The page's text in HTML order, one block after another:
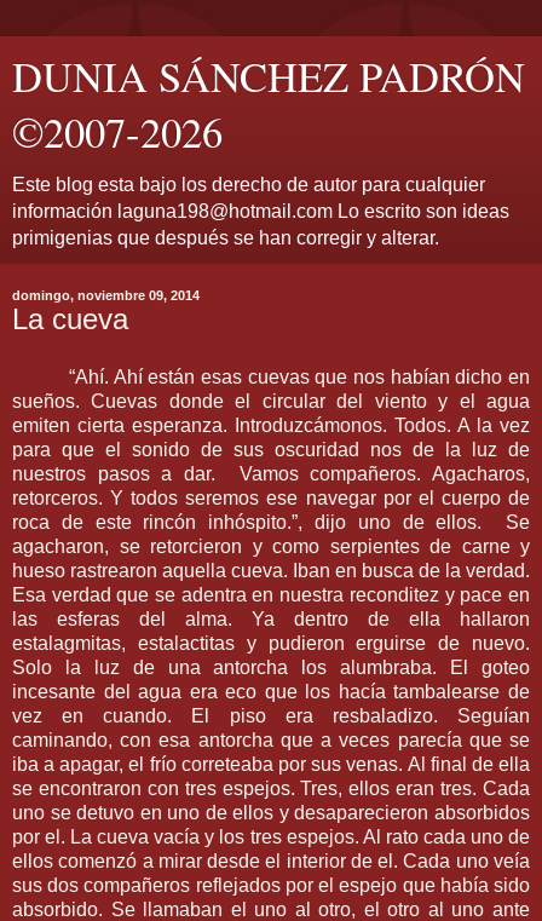
DUNIA SÁNCHEZ PADRÓN
©2007-2026
Este blog esta bajo los derecho de autor para cualquier
información laguna198@hotmail.com Lo escrito son ideas
primigenias que después se han corregir y alterar.
domingo, noviembre 09, 2014
La cueva
“Ahí. Ahí están esas cuevas que nos habían dicho en
sueños. Cuevas donde el circular del viento y el agua
emiten cierta esperanza. Introduzcámonos. Todos. A la vez
para que el sonido de sus oscuridad nos de la luz de
nuestros pasos a dar. Vamos compañeros. Agacharos,
retorceros. Y todos seremos ese navegar por el cuerpo de
roca de este rincón inhóspito.”, dijo uno de ellos. Se
agacharon, se retorcieron y como serpientes de carne y
hueso rastrearon aquella cueva. Iban en busca de la verdad.
Esa verdad que se adentra en nuestra reconditez y pace en
las esferas del alma. Ya dentro de ella hallaron
estalagmitas, estalactitas y pudieron erguirse de nuevo.
Solo la luz de una antorcha los alumbraba. El goteo
incesante del agua era eco que los hacía tambalearse de
vez en cuando. El piso era resbaladizo. Seguían
caminando, con esa antorcha que a veces parecía que se
iba a apagar, el frío correteaba por sus venas. Al final de ella
se encontraron con tres espejos. Tres, ellos eran tres. Cada
uno se detuvo en uno de ellos y desaparecieron absorbidos
por el. La cueva vacía y los tres espejos. Al rato cada uno de
ellos comenzó a mirar desde el interior de el. Cada uno veía
sus dos compañeros reflejados por el espejo que había sido
absorbido. Se llamaban el uno al otro, el otro al uno ante